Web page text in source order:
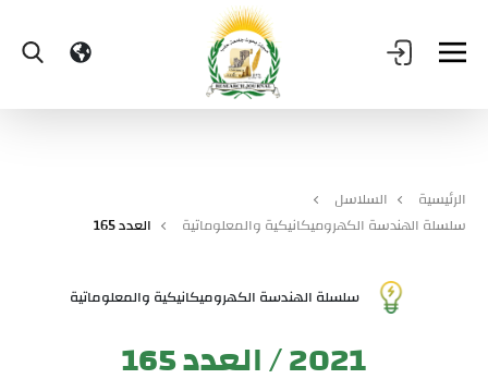
الرئيسية
السلاسل
سلسلة الهندسة الكهروميكانيكية والمعلوماتية
العدد 165
سلسلة الهندسة الكهروميكانيكية والمعلوماتية
2021 / العدد 165